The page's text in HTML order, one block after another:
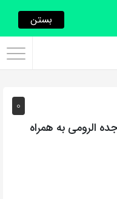
0
الرومی به همراه
بستن